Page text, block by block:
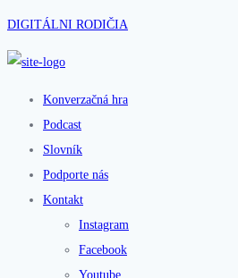
DIGITÁLNI RODIČIA
Konverzačná hra
Podcast
Slovník
Podporte nás
Kontakt
Instagram
Facebook
Youtube